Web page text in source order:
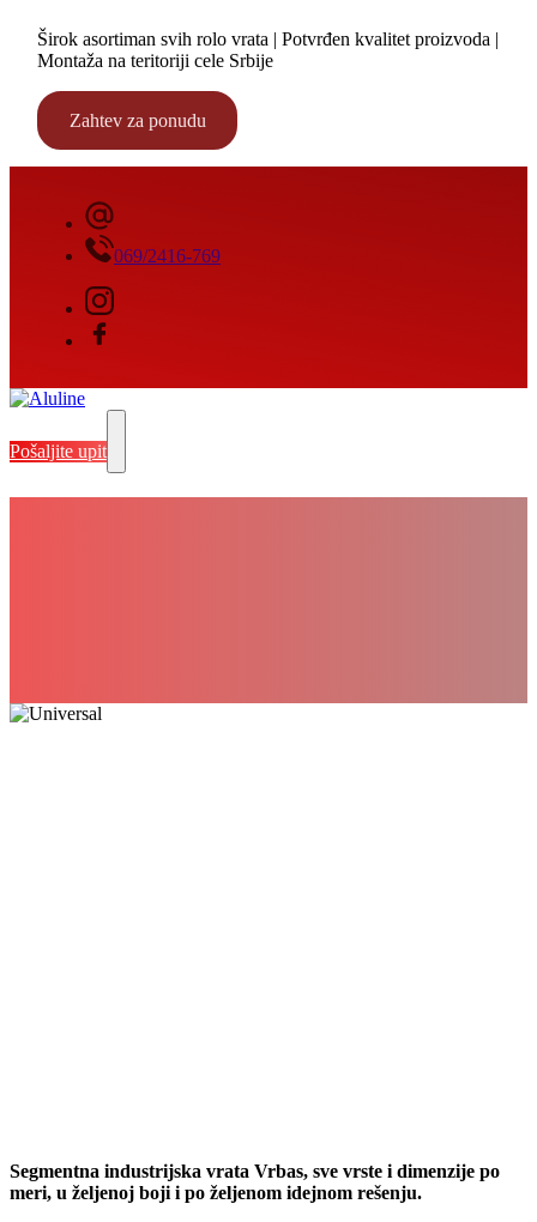
Širok asortiman svih rolo vrata | Potvrđen kvalitet proizvoda |
Montaža na teritoriji cele Srbije
Zahtev za ponudu
069/2416-769
Pošaljite upit
Segmentna industrijska vrata Vrbas, sve vrste i dimenzije po
meri, u željenoj boji i po željenom idejnom rešenju.